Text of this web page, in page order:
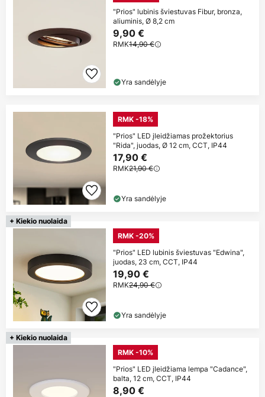
"Prios" lubinis šviestuvas Fibur, bronza,
aliuminis, Ø 8,2 cm
9,90 €
RMK14,90 €
Yra sandėlyje
RMK -18%
"Prios" LED įleidžiamas prožektorius
"Rida", juodas, Ø 12 cm, CCT, IP44
17,90 €
RMK21,90 €
Yra sandėlyje
+ Kiekio nuolaida
RMK -20%
"Prios" LED lubinis šviestuvas "Edwina",
juodas, 23 cm, CCT, IP44
19,90 €
RMK24,90 €
Yra sandėlyje
+ Kiekio nuolaida
RMK -10%
"Prios" LED įleidžiama lempa "Cadance",
balta, 12 cm, CCT, IP44
8,90 €